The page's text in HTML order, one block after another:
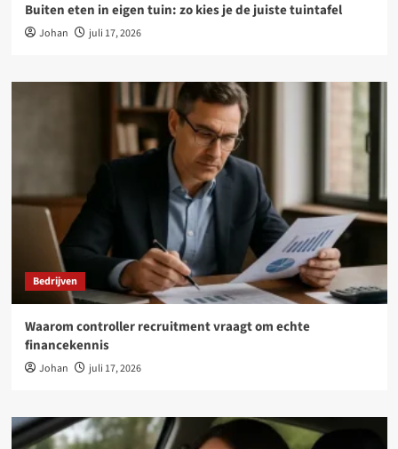
Buiten eten in eigen tuin: zo kies je de juiste tuintafel
Johan juli 17, 2026
Bedrijven
Waarom controller recruitment vraagt om echte
financekennis
Johan juli 17, 2026